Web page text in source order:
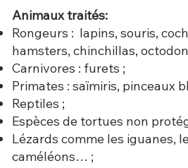
Animaux traités:
Rongeurs : lapins, souris,
hamsters, chinchillas,
Carnivores : furets ;
Primates : saïmiris, pinceaux
Reptiles ;
Espèces de tortues non
Lézards comme les iguanes,
caméléons… ;